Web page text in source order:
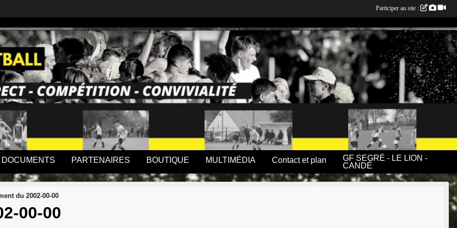
DOCUMENTS PARTENAIRES BOUTIQUE MULTIMÉDIA Contact et plan
GF SEGRÉ - LE LION -
CANDÉ
du 2002-00-00
00-00
Participer au site :